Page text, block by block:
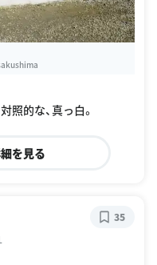
的な、真っ白。
を見る
35